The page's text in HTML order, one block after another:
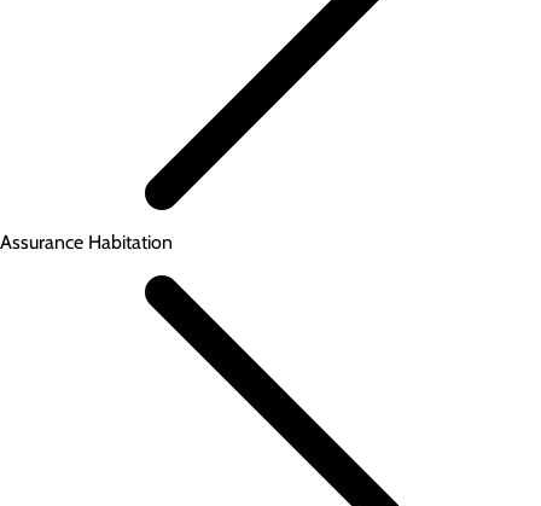
Assurance Habitation